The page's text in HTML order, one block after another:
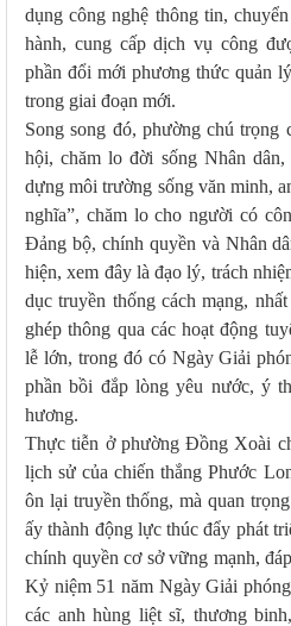
dụng công nghệ thông tin,
hành, cung cấp dịch vụ công
phần đổi mới phương thức quản
trong giai đoạn mới.
Song song đó, phường chú trọng
hội, chăm lo đời sống Nhân
dựng môi trường sống văn minh,
nghĩa”, chăm lo cho người có
Đảng bộ, chính quyền và Nhân
hiện, xem đây là đạo lý, trách
dục truyền thống cách mạng,
ghép thông qua các hoạt động
lễ lớn, trong đó có Ngày Giải
phần bồi đắp lòng yêu nước, ý
hương.
Thực tiễn ở phường Đồng Xoài
lịch sử của chiến thắng Phước
ôn lại truyền thống, mà quan
ấy thành động lực thúc đẩy phát
chính quyền cơ sở vững mạnh,
Kỷ niệm 51 năm Ngày Giải
các anh hùng liệt sĩ, thương